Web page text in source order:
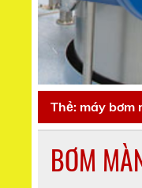
Thẻ: máy bơm
BƠM